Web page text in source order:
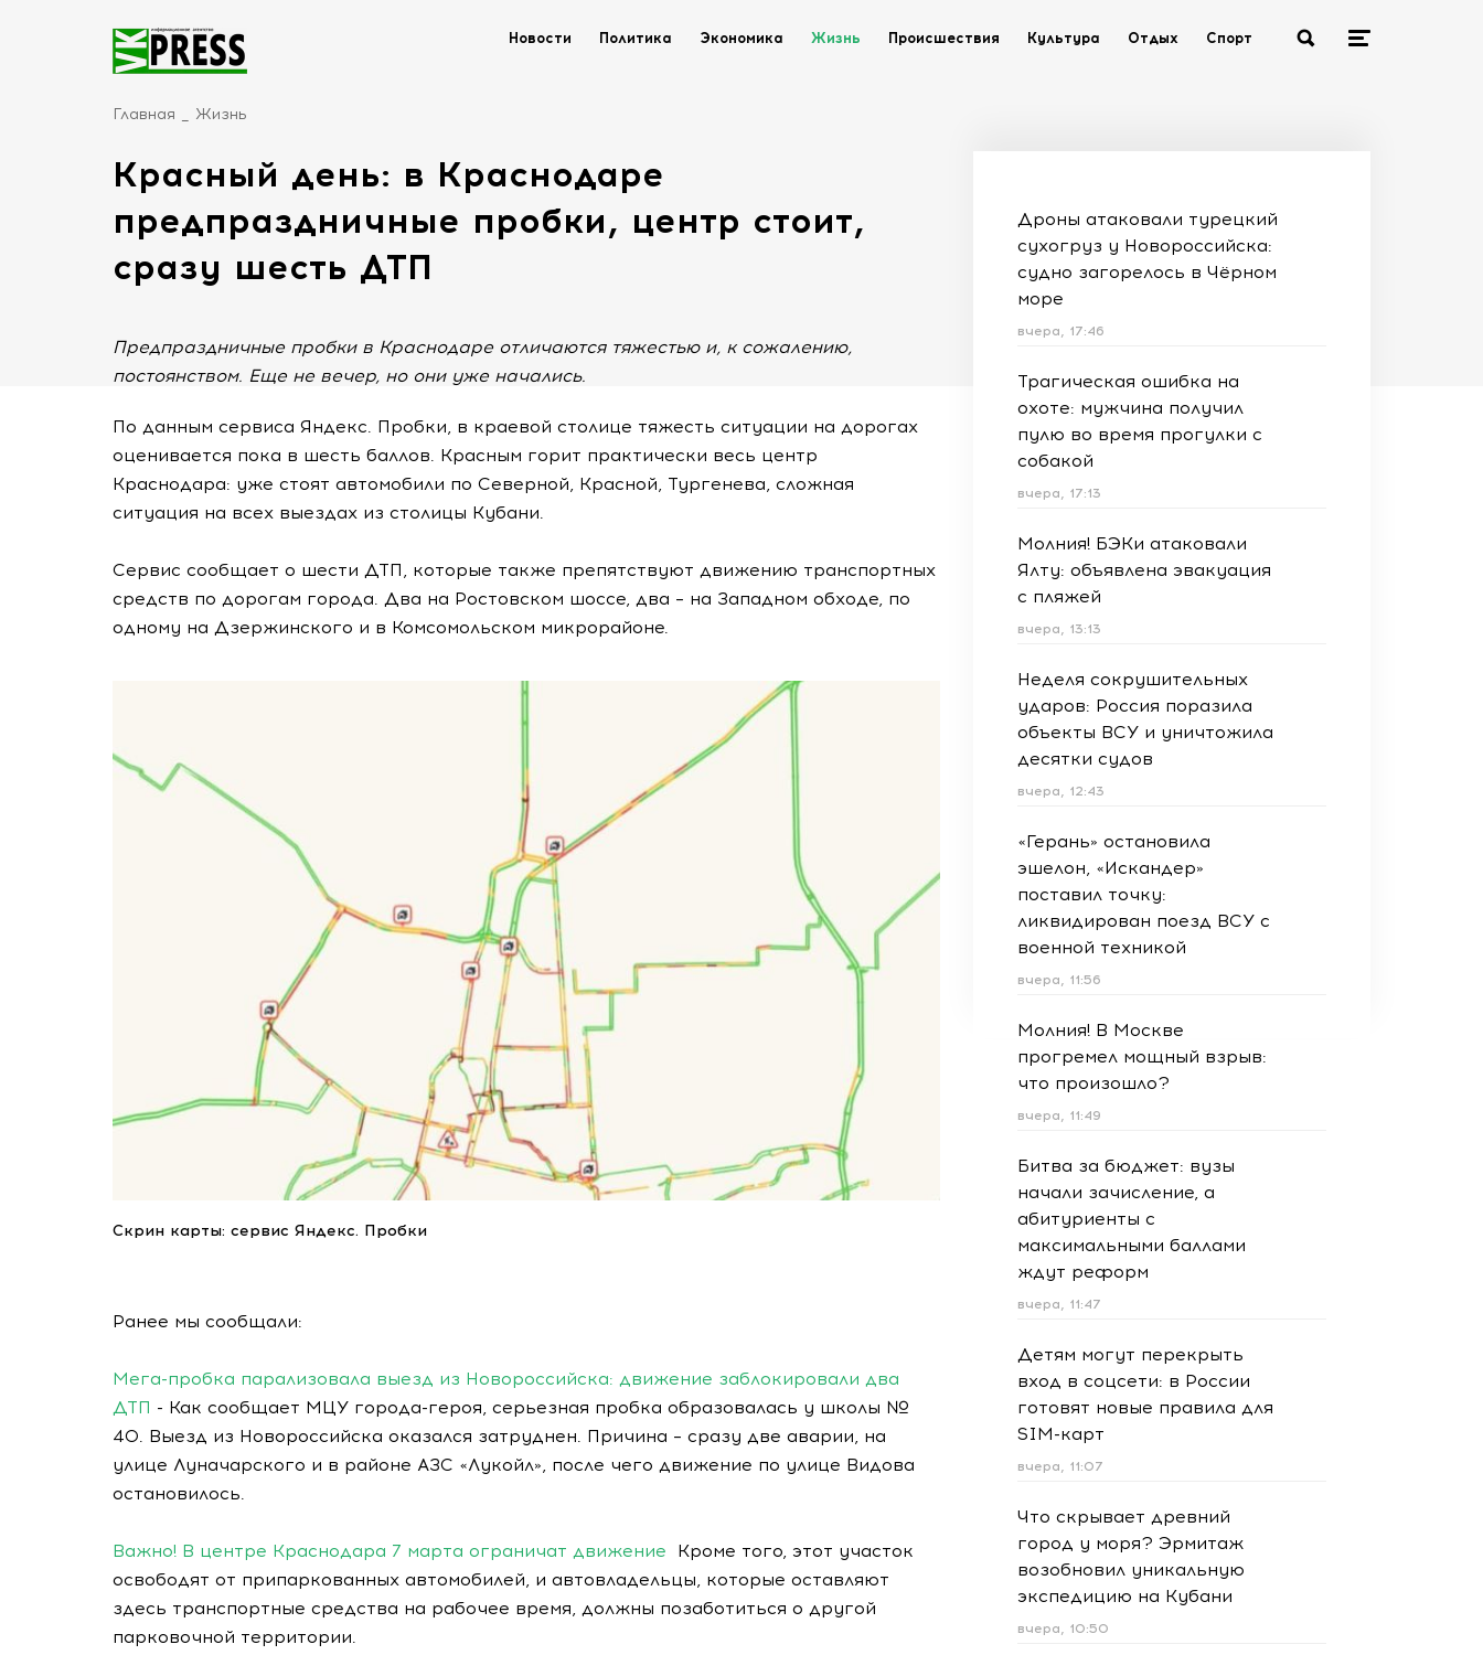
Новости Политика Экономика Жизнь Происшествия Культура Отдых Спорт
Главная Жизнь
Красный день: в Краснодаре
предпраздничные пробки, центр стоит,
сразу шесть ДТП
Предпраздничные пробки в Краснодаре отличаются тяжестью и, к сожалению,
постоянством. Еще не вечер, но они уже начались.
По данным сервиса Яндекс. Пробки, в краевой столице тяжесть ситуации на дорогах
оценивается пока в шесть баллов. Красным горит практически весь центр
Краснодара: уже стоят автомобили по Северной, Красной, Тургенева, сложная
ситуация на всех выездах из столицы Кубани.
Сервис сообщает о шести ДТП, которые также препятствуют движению транспортных
средств по дорогам города. Два на Ростовском шоссе, два – на Западном обходе, по
одному на Дзержинского и в Комсомольском микрорайоне.
Скрин карты: сервис Яндекс. Пробки
Ранее мы сообщали:
Мега-пробка парализовала выезд из Новороссийска: движение заблокировали два
ДТП - Как сообщает МЦУ города-героя, серьезная пробка образовалась у школы №
40. Выезд из Новороссийска оказался затруднен. Причина – сразу две аварии, на
улице Луначарского и в районе АЗС «Лукойл», после чего движение по улице Видова
остановилось.
Важно! В центре Краснодара 7 марта ограничат движение Кроме того, этот участок
освободят от припаркованных автомобилей, и автовладельцы, которые оставляют
здесь транспортные средства на рабочее время, должны позаботиться о другой
парковочной территории.
Дроны атаковали турецкий
сухогруз у Новороссийска:
судно загорелось в Чёрном
море
вчера, 17:46
Трагическая ошибка на
охоте: мужчина получил
пулю во время прогулки с
собакой
вчера, 17:13
Молния! БЭКи атаковали
Ялту: объявлена эвакуация
с пляжей
вчера, 13:13
Неделя сокрушительных
ударов: Россия поразила
объекты ВСУ и уничтожила
десятки судов
вчера, 12:43
«Герань» остановила
эшелон, «Искандер»
поставил точку:
ликвидирован поезд ВСУ с
военной техникой
вчера, 11:56
Молния! В Москве
прогремел мощный взрыв:
что произошло?
вчера, 11:49
Битва за бюджет: вузы
начали зачисление, а
абитуриенты с
максимальными баллами
ждут реформ
вчера, 11:47
Детям могут перекрыть
вход в соцсети: в России
готовят новые правила для
SIM-карт
вчера, 11:07
Что скрывает древний
город у моря? Эрмитаж
возобновил уникальную
экспедицию на Кубани
вчера, 10:50